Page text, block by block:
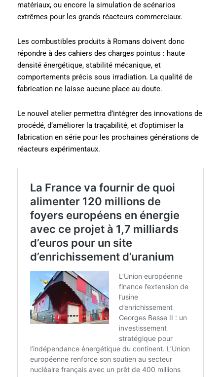
matériaux, ou encore la simulation de scénarios
extrêmes pour les grands réacteurs commerciaux.
Les combustibles produits à Romans doivent donc
répondre à des cahiers des charges pointus : haute
densité énergétique, stabilité mécanique, et
comportements précis sous irradiation. La qualité de
fabrication ne laisse aucune place au doute.
Le nouvel atelier permettra d’intégrer des innovations de
procédé, d’améliorer la traçabilité, et d’optimiser la
fabrication en série pour les prochaines générations de
réacteurs expérimentaux.